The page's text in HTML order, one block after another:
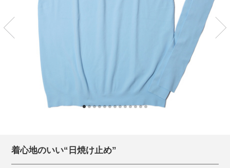
着心地のいい“日焼け止め”